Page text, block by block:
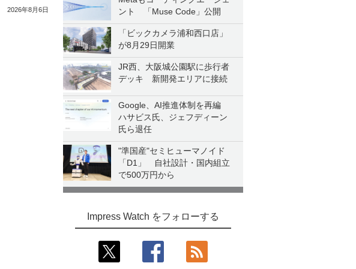
ント 「Muse Code」公開
「ビックカメラ浦和西口店」
が8月29日開業
JR西、大阪城公園駅に歩行者
デッキ 新開発エリアに接続
Google、AI推進体制を再編
ハサビス氏、ジェフディーン
氏ら退任
"準国産"セミヒューマノイド
「D1」 自社設計・国内組立
で500万円から
Impress Watch をフォローする
2026年8月6日